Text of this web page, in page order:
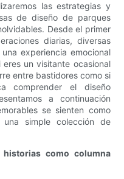
las estrategias y
de diseño de parques
Desde el primer
diarias, diversas
experiencia emocional
un visitante ocasional
entre bastidores como si
comprender el diseño
a continuación
se sienten como
simple colección de
como columna